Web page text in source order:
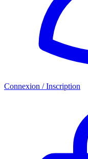
Connexion / Inscription